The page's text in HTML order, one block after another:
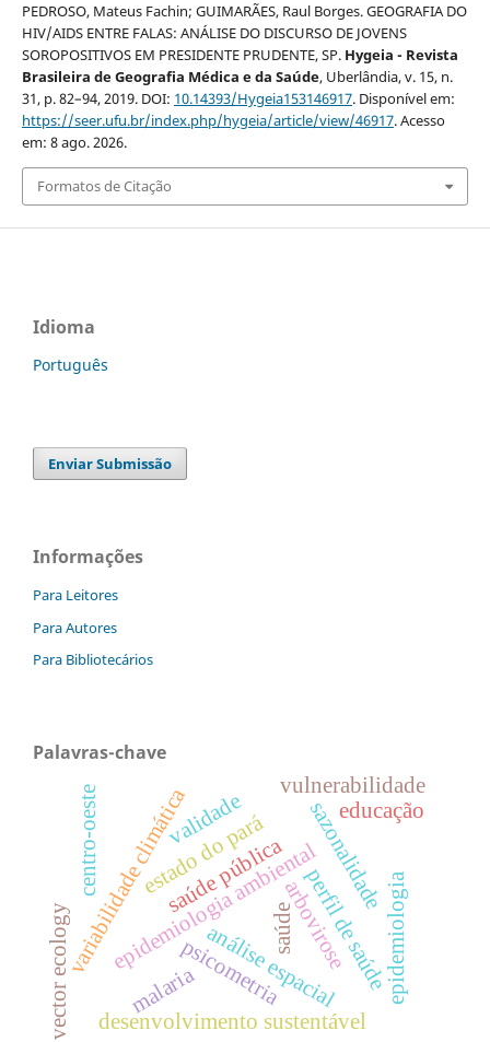
PEDROSO, Mateus Fachin; GUIMARÃES, Raul Borges. GEOGRAFIA DO
HIV/AIDS ENTRE FALAS: ANÁLISE DO DISCURSO DE JOVENS
SOROPOSITIVOS EM PRESIDENTE PRUDENTE, SP. Hygeia - Revista
Brasileira de Geografia Médica e da Saúde, Uberlândia, v. 15, n.
31, p. 82–94, 2019. DOI: 10.14393/Hygeia153146917. Disponível em:
https://seer.ufu.br/index.php/hygeia/article/view/46917. Acesso
em: 8 ago. 2026.
Formatos de Citação
Idioma
Português
Enviar Submissão
Informações
Para Leitores
Para Autores
Para Bibliotecários
Palavras-chave
sazonalidade
epidemiologia ambiental
saúde pública
estado do pará
variabilidade climáticaanálise espacial
arbovirose
centro-oeste
psicometria
validade
desenvolvimento sustentável
vulnerabilidade
perfil de saúde
malaria
vector ecology epidemiologia
educação
saúde